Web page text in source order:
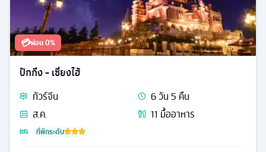
💳ผ่อน 0%
ปักกิ่ง - เซี่ยงไฮ้
ทัวร์จีน 6วัน5 คืน
ส.ค.
11 มื้ออาหาร
ที่พักระดับ